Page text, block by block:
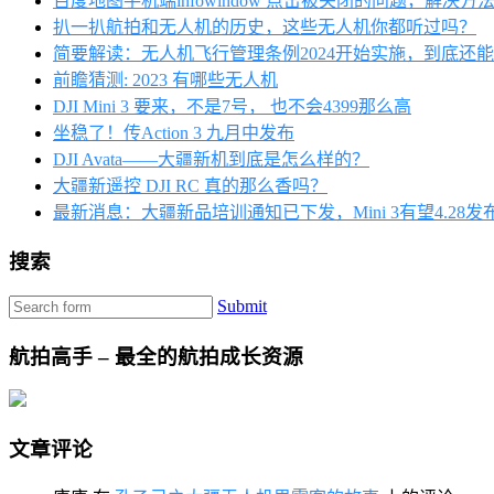
扒一扒航拍和无人机的历史，这些无人机你都听过吗？
简要解读：无人机飞行管理条例2024开始实施，到底还
前瞻猜测: 2023 有哪些无人机
DJI Mini 3 要来，不是7号， 也不会4399那么高
坐稳了！传Action 3 九月中发布
DJI Avata——大疆新机到底是怎么样的？
大疆新遥控 DJI RC 真的那么香吗？
最新消息：大疆新品培训通知已下发，Mini 3有望4.28发
搜索
Submit
航拍高手 – 最全的航拍成长资源
文章评论